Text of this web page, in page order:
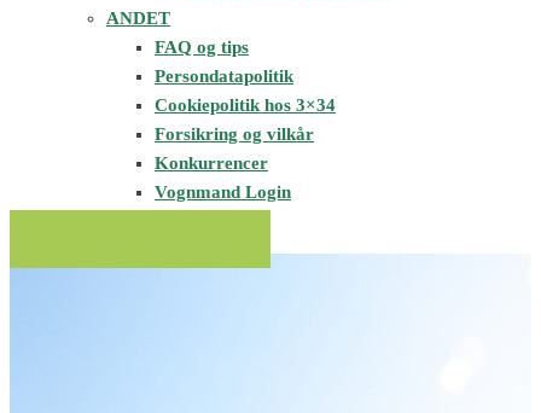
ANDET
FAQ og tips
Persondatapolitik
Cookiepolitik hos 3×34
Forsikring og vilkår
Konkurrencer
Vognmand Login